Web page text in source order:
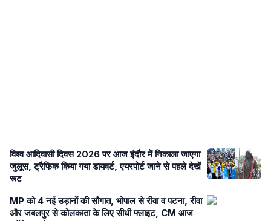
विश्व आदिवासी दिवस 2026 पर आज इंदौर में निकाला जाएगा
जुलूस, ट्रैफिक किया गया डायवर्ट, एयरपोर्ट जाने से पहले देखें
रूट
MP को 4 नई उड़ानों की सौगात, भोपाल से रीवा व पटना, रीवा
और जबलपुर से कोलकाता के लिए सीधी फ्लाइट, CM आज